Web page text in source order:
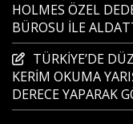
HOLMES ÖZEL
BÜROSU İLE
TÜRKİYE’DE
KERİM OKUMA
DERECE YAPARAK